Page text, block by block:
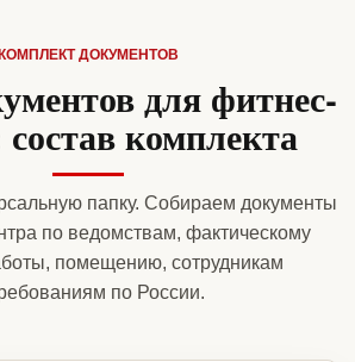
КОМПЛЕКТ ДОКУМЕНТОВ
для фитнес-
комплекта
папку. Собираем документы
по ведомствам, фактическому
помещению, сотрудникам
по России.